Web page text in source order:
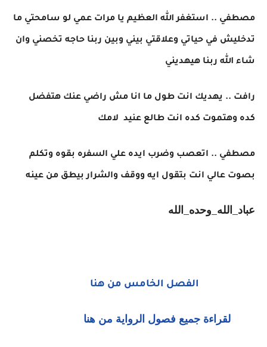
مصطفي .. استغفر الله العظيم يا مرات عمي لو سامحتي ما
تدخليش في حياتي وعلاقتي بيني وبين ربنا حاجه تخصني وان
شاء الله ربنا هيهديني
رافت .. يهديك انت طول ما انا مش راضي عنك هتفضل
كده وهتموت كده انت طالع عنيد لامك
مصطفي .. اتعصب وضرب ايده علي السفره بقوه وتكلم
بصوت عالي انت بتقول ايه ووقف والشرار بيطق من عينه
عباد_الله_وحده_الله
الفصل الخامس من هنا
لقراءة جميع فصول الرواية من هنا